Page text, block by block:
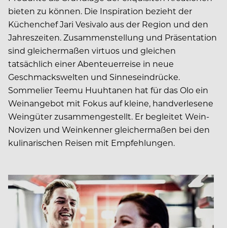
bieten zu können. Die Inspiration bezieht der
Küchenchef Jari Vesivalo aus der Region und den
Jahreszeiten. Zusammenstellung und Präsentation
sind gleichermaßen virtuos und gleichen
tatsächlich einer Abenteuerreise in neue
Geschmackswelten und Sinneseindrücke.
Sommelier Teemu Huuhtanen hat für das Olo ein
Weinangebot mit Fokus auf kleine, handverlesene
Weingüter zusammengestellt. Er begleitet Wein-
Novizen und Weinkenner gleichermaßen bei den
kulinarischen Reisen mit Empfehlungen.